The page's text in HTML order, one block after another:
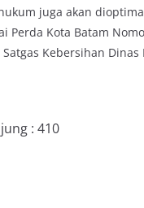
juga akan
Perda Kota Batam
Satgas Kebersihan
: 410